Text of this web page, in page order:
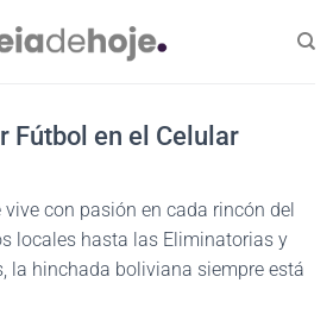
Fútbol en el Celular
con pasión en cada rincón del
locales hasta las Eliminatorias y
la hinchada boliviana siempre está